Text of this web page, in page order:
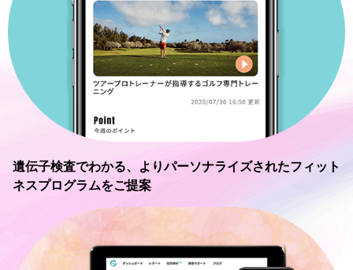
遺伝子検査でわかる、
よりパーソナライズされたフィット
ネスプログラムをご提案